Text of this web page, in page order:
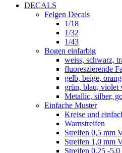
DECALS
Felgen Decals
1/18
1/32
1/43
Bogen einfarbig
weiss, schwarz,
fluoreszierende
gelb, beige,
grün, blau, violet
Metallic, silber,
Einfache Muster
Kreise und
Warnstreifen
Streifen 0,5 mm
Streifen 1,0 mm
Streifen 0,25 -5,0